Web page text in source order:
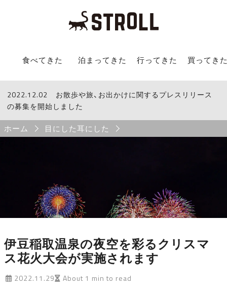
STROLL Menu
食べてきた 泊まってきた 行ってきた 買ってき
STROLLからのお知らせ
2022.12.02
お散歩や旅、お出かけに関するプレスリリース
の募集を開始しました
Breadcrumb
ホーム 目にした耳にした
伊豆稲取温泉の夜空を彩るクリスマ
ス花火大会が実施されます
2022.11.29 About 1 min to read